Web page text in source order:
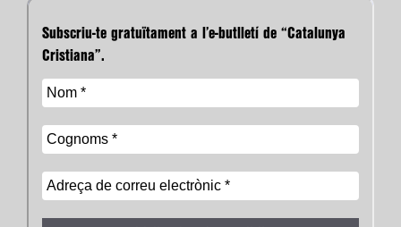
Subscriu-te gratuïtament a l’e-butlletí de “Catalunya
Cristiana”.